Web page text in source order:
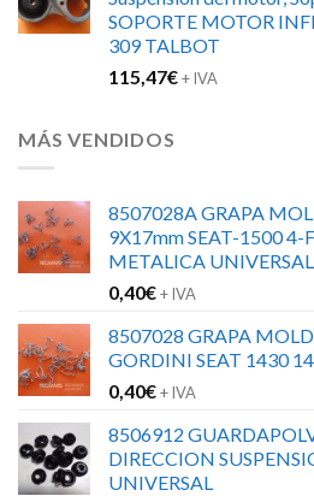
SOPORTE MOTOR
309 TALBOT
115,47€+ IVA
MÁS VENDIDOS
8507028A GRAPA
9X17mm SEAT-1500
METALICA UNIVERSAL
0,40€+ IVA
8507028 GRAPA
GORDINI SEAT 1430
0,40€+ IVA
8506912
DIRECCION
UNIVERSAL